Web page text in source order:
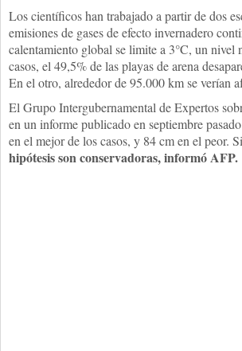
Los científicos han trabajado a partir de dos
emisiones de gases de efecto invernadero
calentamiento global se limite a 3°C, un nivel
casos, el 49,5% de las playas de arena
En el otro, alrededor de 95.000 km se verían
El Grupo Intergubernamental de Expertos
en un informe publicado en septiembre
en el mejor de los casos, y 84 cm en el peor.
hipótesis son conservadoras, informó AFP.